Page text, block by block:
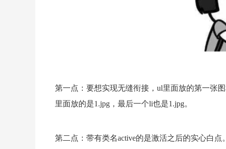
第一点：要想实现无缝衔接，ul里面放的第一张
里面放的是1.jpg，最后一个li也是1.jpg。
第二点：带有类名active的是激活之后的实心白